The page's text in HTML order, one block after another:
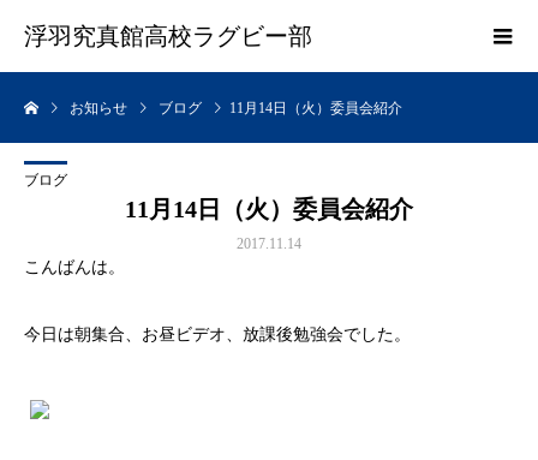
浮羽究真館高校ラグビー部
お知らせ ブログ 11月14日（火）委員会紹介
ブログ
11月14日（火）委員会紹介
2017.11.14
こんばんは。
今日は朝集合、お昼ビデオ、放課後勉強会でした。